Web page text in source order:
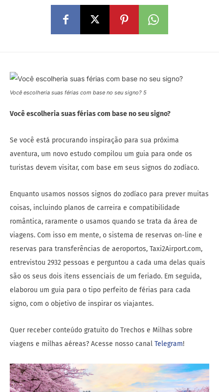
Você escolheria suas férias com base no seu signo? 5
Você escolheria suas férias com base no seu signo?
Se você está procurando inspiração para sua próxima
aventura, um novo estudo compilou um guia para onde os
turistas devem visitar, com base em seus signos do zodíaco.
Enquanto usamos nossos signos do zodíaco para prever muitas
coisas, incluindo planos de carreira e compatibilidade
romântica, raramente o usamos quando se trata da área de
viagens. Com isso em mente, o sistema de reservas on-line e
reservas para transferências de aeroportos, Taxi2Airport.com,
entrevistou 2932 pessoas e perguntou a cada uma delas quais
são os seus dois itens essenciais de um feriado. Em seguida,
elaborou um guia para o tipo perfeito de férias para cada
signo, com o objetivo de inspirar os viajantes.
Quer receber conteúdo gratuito do Trechos e Milhas sobre
viagens e milhas aéreas? Acesse nosso canal Telegram!